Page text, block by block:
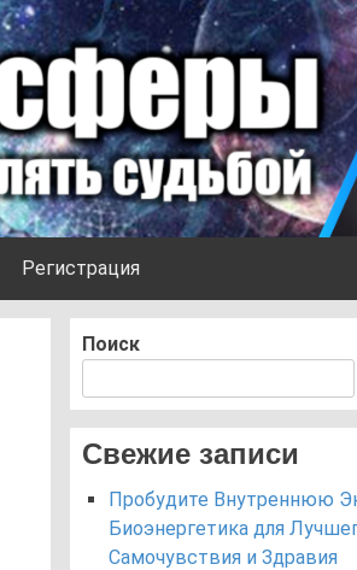
Регистрация
Поиск
Свежие записи
Пробудите Внутреннюю
Биоэнергетика для
Самочувствия и Здравия